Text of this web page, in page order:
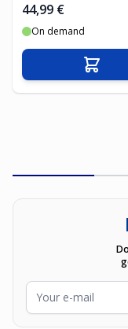
44,99 €
On demand
In den